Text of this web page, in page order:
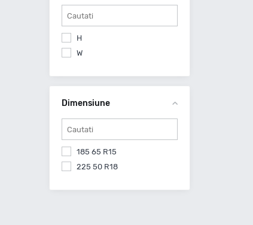
Doublestar
Dunlop
Equipe
Evergreen
Fortuna
Fortune
Fronway
Fulda
H
W
Dimensiune
185 65 R15
225 50 R18